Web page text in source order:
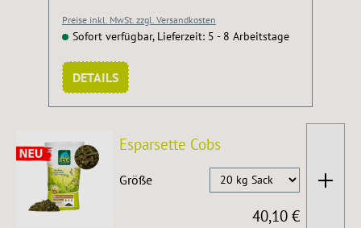
Preise inkl. MwSt. zzgl. Versandkosten
Sofort verfügbar, Lieferzeit: 5 - 8 Arbeitstage
DETAILS
Esparsette Cobs
Größe
40,10 €